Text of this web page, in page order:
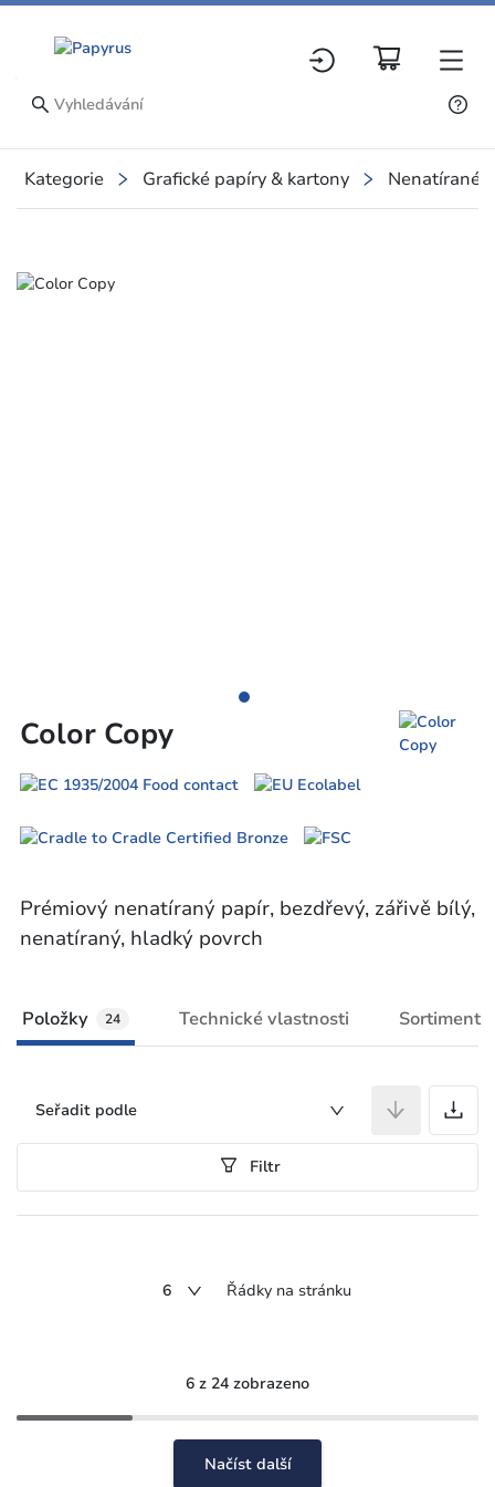
Kategorie Grafické papíry & kartony Nenatírané
Slide 1 of 1
Color Copy
Prémiový nenatíraný papír, bezdřevý, zářivě bílý,
nenatíraný, hladký povrch
Položky 24 Technické vlastnosti Sortiment
Seřadit podle
Filtr
6 Řádky na stránku
6 z 24 zobrazeno
Načíst další